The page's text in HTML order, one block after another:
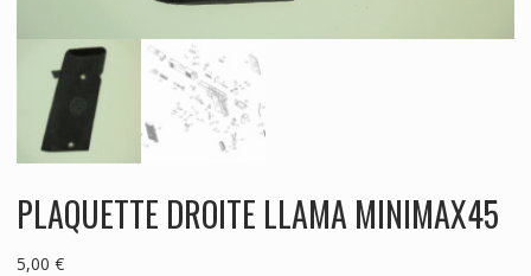
PLAQUETTE DROITE LLAMA MINIMAX45
5,00 €